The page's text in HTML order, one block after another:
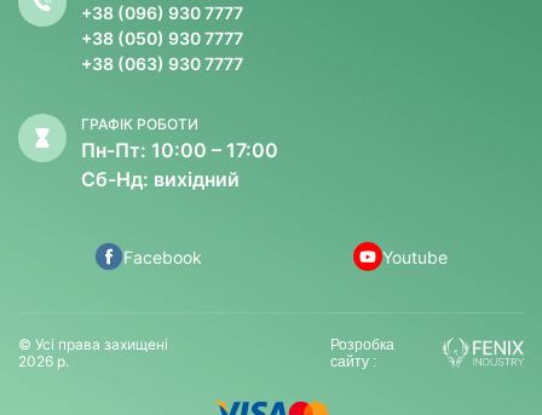
+38 (096) 930 7777
+38 (050) 930 7777
+38 (063) 930 7777
ГРАФІК РОБОТИ
Пн-Пт: 10:00 – 17:00
Сб-Нд: вихідний
Facebook Youtube
© Усі права захищені
2026 р.
Розробка
сайту :